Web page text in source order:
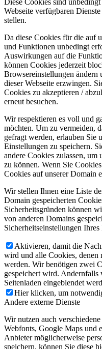
Diese Cookies sind
Webseite verfügbaren
stellen.
Da diese Cookies für die auf
und Funktionen unbedingt
Auswirkungen auf die
können Cookies jederzeit
Browsereinstellungen
dieser Webseite erzwingen.
Cookies zu akzeptieren /
erneut besuchen.
Wir respektieren es voll und
möchten. Um zu vermeiden,
gefragt werden, erlauben Sie
Einstellungen zu speichern.
andere Cookies zulassen,
zu können. Wenn Sie
Cookies auf unserer Domain
Wir stellen Ihnen eine Liste
Domain gespeicherten
Sicherheitsgründen können
von anderen Domains
Sicherheitseinstellungen
Aktivieren, damit die
wird und alle Cookies, denen
werden. Wir benötigen zwei
gespeichert wird.
Seitenladen eingeblendet
Hier klicken, um
Andere externe Dienste
Wir nutzen auch
Webfonts, Google Maps und
Anbieter möglicherweise
speichern, können Sie diese